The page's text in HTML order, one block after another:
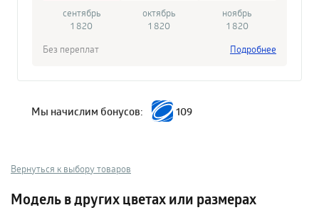
сентябрь
1 820
октябрь
1 820
ноябрь
1 820
Без переплат
Подробнее
Мы начислим бонусов: 109
Вернуться к выбору товаров
Модель в других цветах или размерах